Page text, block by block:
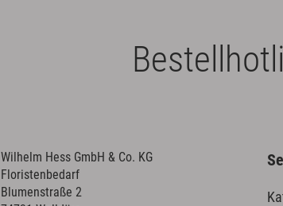
Wilhelm Hess GmbH & Co. KG
Floristenbedarf
Blumenstraße 2